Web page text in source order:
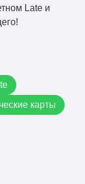
Late и
карты